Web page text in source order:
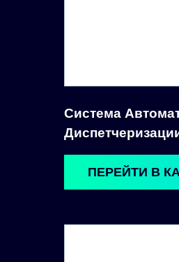
Система
ПЕРЕЙТИ В